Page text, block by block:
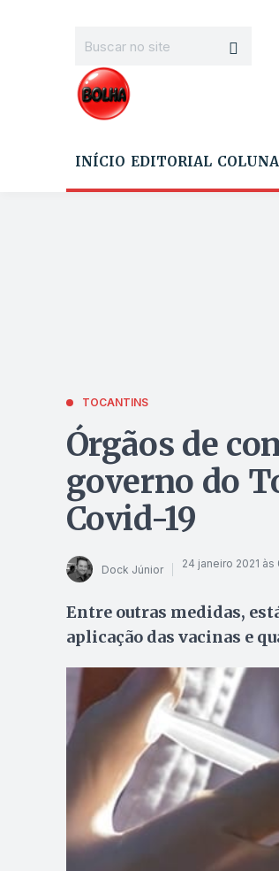
INÍCIO EDITORIAL
TOCANTINS
Órgãos de
governo do
Covid-19
Dock Júnior 24 janeiro 2021 às
Entre outras medidas,
aplicação das vacinas e